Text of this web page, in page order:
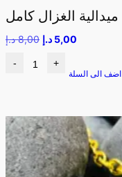
ميدالية الغزال كامل
8,00 د.إ 5,00 د.إ
- +
اضف الى السلة